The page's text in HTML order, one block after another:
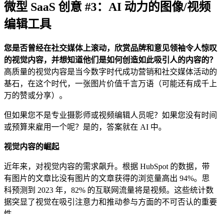
微型 SaaS 创意 #3：AI 动力的图像/视频
编辑工具
您是否曾经在社交媒体上滚动，欣赏品牌和意见领袖令人惊叹
的视觉内容，并想知道他们是如何创造如此吸引人的内容的？
高质量的视觉内容是当今数字时代成功营销和社交媒体活动的
基石，在这个时代，一张图片价值千言万语（可能还有成千上
万的赞或分享）。
但如果您不是专业摄影师或视频编辑人员呢？如果您没有时间
或预算来雇用一个呢？是的，答案就在 AI 中。
视觉内容的崛起
近年来，对视觉内容的需求飙升。根据 HubSpot 的数据，带
有图片的文章比没有图片的文章获得的浏览量高出 94%。思
科预测到 2023 年，82% 的互联网流量将是视频。这些统计数
据突显了视觉在吸引注意力和推动参与方面的不可否认的重要